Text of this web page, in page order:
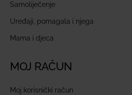
Samoliječenje
Uređaji, pomagala i njega
Mama i djeca
MOJ RAČUN
Moj korisnički račun